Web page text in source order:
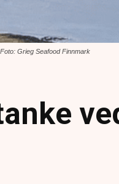
Grieg Seafood Finnmark